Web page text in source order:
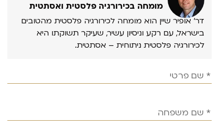
מומחה בכירורגיה פלסטית ואסתטית
דר’ אופיר שיין הוא מומחה לכירורגיה פלסטית מהטובים
בישראל, עם רקע וניסיון עשיר, שעיקר תשוקתו היא
לכירורגיה פלסטית ניתוחית – אסתטית.